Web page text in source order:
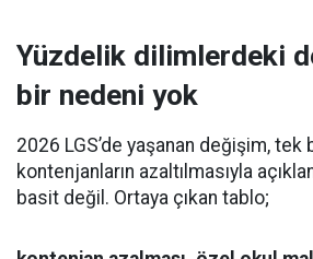
Yüzdelik dilimlerdeki
bir nedeni yok
2026 LGS’de yaşanan değişim, tek
kontenjanların azaltılmasıyla
basit değil. Ortaya çıkan tablo;